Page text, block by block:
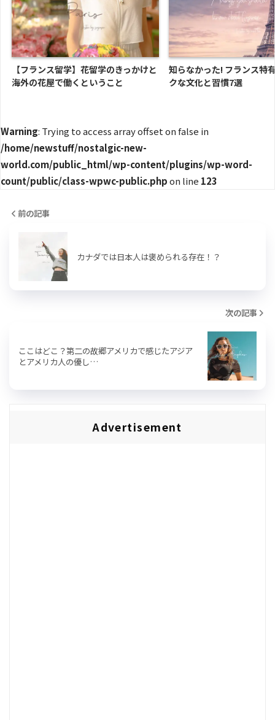
【フランス留学】花留学のきっかけと
海外の花屋で働くということ
知らなかった! フランス特
クな文化と習慣7選
Warning: Trying to access array offset on false in
/home/newstuff/nostalgic-new-
world.com/public_html/wp-content/plugins/wp-word-
count/public/class-wpwc-public.phpon line 123
前の記事
カナダでは日本人は褒められる存在！？
次の記事
ここはどこ？第二の故郷アメリカで感じたアジア
とアメリカ人の優し…
Advertisement